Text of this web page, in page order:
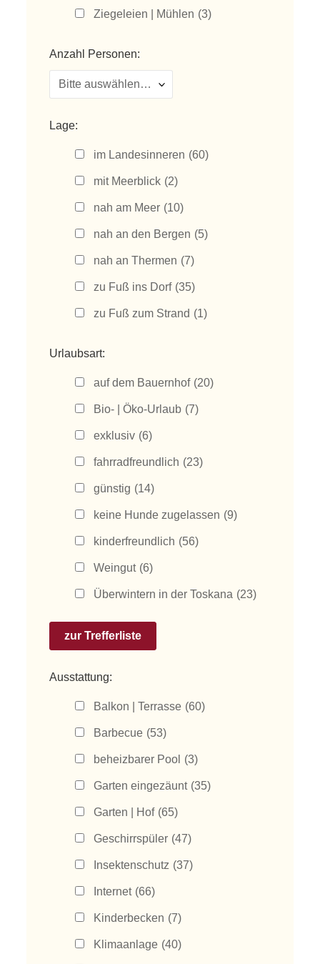
Ziegeleien | Mühlen (3)
Anzahl Personen:
Lage:
im Landesinneren (60)
mit Meerblick (2)
nah am Meer (10)
nah an den Bergen (5)
nah an Thermen (7)
zu Fuß ins Dorf (35)
zu Fuß zum Strand (1)
Urlaubsart:
auf dem Bauernhof (20)
Bio- | Öko-Urlaub (7)
exklusiv (6)
fahrradfreundlich (23)
günstig (14)
keine Hunde zugelassen (9)
kinderfreundlich (56)
Weingut (6)
Überwintern in der Toskana (23)
Ausstattung:
Balkon | Terrasse (60)
Barbecue (53)
beheizbarer Pool (3)
Garten eingezäunt (35)
Garten | Hof (65)
Geschirrspüler (47)
Insektenschutz (37)
Internet (66)
Kinderbecken (7)
Klimaanlage (40)